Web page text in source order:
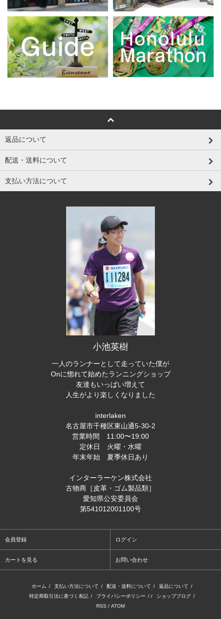
返品について
配送・送料について
支払い方法について
小池英樹
一人のランナーとして走っていた僕が
Onに惚れて始めたランニングショップ
友達もいっぱい増えて
人生がより楽しくなりました
interlaken
名古屋市千種区東山通5-30-2
営業時間 11:00〜19:00
定休日 火曜・水曜
年末年始 夏季休日あり
インターラーケン株式会社
古物商［皮革・ゴム製品類］
愛知県公安委員会
第541012001100号
会員登録 ログイン
カートを見る お問い合わせ
ホーム / 支払い方法について / 配送・送料について / 返品について /
特定商取引法に基づく表記 / プライバシーポリシー / / ショップブログ /
RSS / ATOM